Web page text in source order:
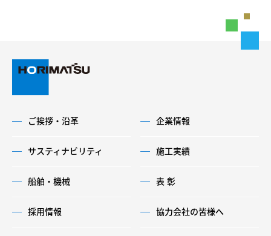
ご挨拶・沿革 企業情報
サスティナビリティ 施工実績
船舶・機械 表 彰
採用情報 協力会社の皆様へ